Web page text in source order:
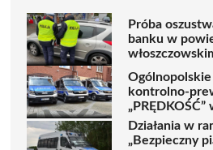
Próba
banku w
Ogólnopolskie
kontrolno-
Działania w
„Bezpieczny